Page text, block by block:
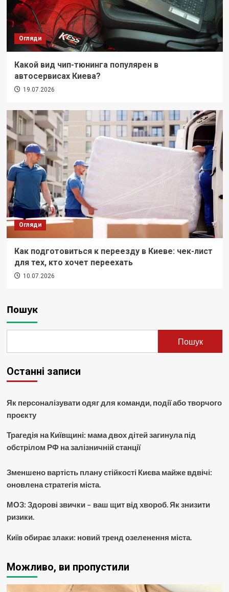
Огляди
Какой вид чип-тюнинга популярен в
автосервисах Киева?
19.07.2026
Огляди
Как подготовиться к переезду в Киеве: чек-лист
для тех, кто хочет переехать
10.07.2026
Пошук
Пошук
Останні записи
Як персоналізувати одяг для команди, події або творчого
проєкту
Трагедія на Київщині: мама двох дітей загинула під
обстрілом РФ на залізничній станції
Зменшено вартість плану стійкості Києва майже вдвічі:
оновлена стратегія міста.
МОЗ: Здорові звички – ваш щит від хвороб. Як знизити
ризики.
Київ обирає злаки: новий тренд озеленення міста.
Можливо, ви пропустили